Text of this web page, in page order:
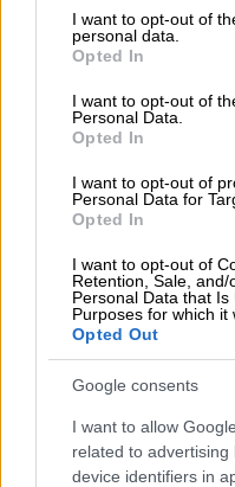
not limited to your visit or
grant or deny consent to
use your data for below
consent section.
I want to opt-out of
personal data.
Opted In
I want to opt-out of
Personal Data.
Opted In
I want to opt-out of
Personal Data for
Opted In
I want to opt-out of
Retention, Sale,
Personal Data that
Purposes for which it
Opted Out
Google consents
I want to allow
related to
device identifiers in
ΔΙΑΒΑΣΤΕ
Ελλάδα|08.01.2022
Γώγος στο
Όμικρον - Στο
μέτρα στην